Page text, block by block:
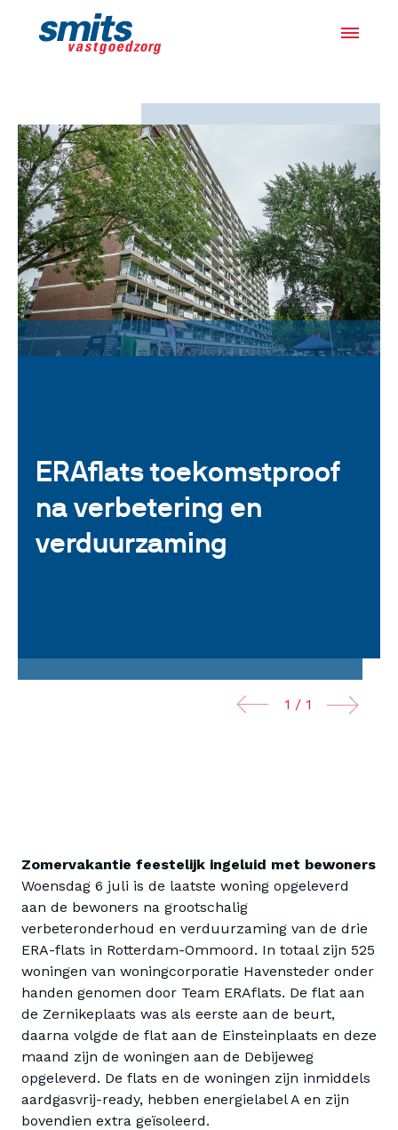
Projecten
Samen met bewoners
Over ons
Werken bij
ERAflats toekomstproof
na verbetering en
verduurzaming
1 / 1
Zomervakantie feestelijk ingeluid met bewoners
Woensdag 6 juli is de laatste woning opgeleverd
aan de bewoners na grootschalig
verbeteronderhoud en verduurzaming van de drie
ERA-flats in Rotterdam-Ommoord. In totaal zijn 525
woningen van woningcorporatie Havensteder onder
handen genomen door Team ERAflats. De flat aan
de Zernikeplaats was als eerste aan de beurt,
daarna volgde de flat aan de Einsteinplaats en deze
maand zijn de woningen aan de Debijeweg
opgeleverd. De flats en de woningen zijn inmiddels
aardgasvrij-ready, hebben energielabel A en zijn
bovendien extra geïsoleerd.